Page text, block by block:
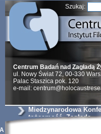
Szukaj:
Centrum Badań nad Zagładą
ul. Nowy Świat 72, 00-330
Palac Staszica pok. 120
e-mail:
Miedzynarodowa
tożsamość, Zagłada